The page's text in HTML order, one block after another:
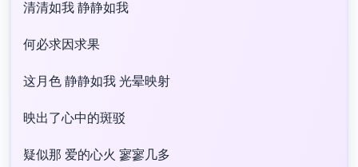
清清如我 静静如我
何必求因求果
这月色 静静如我 光晕映射
映出了心中的斑驳
疑似那 爱的心火 寥寥几多